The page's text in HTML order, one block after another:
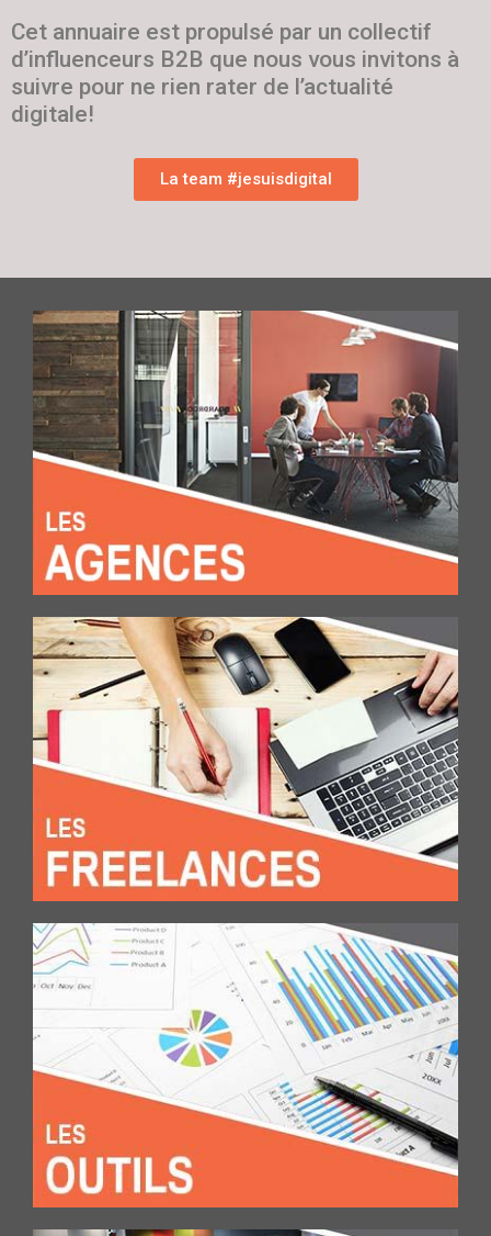
Cet annuaire est propulsé par un collectif
d’influenceurs B2B que nous vous invitons à
suivre pour ne rien rater de l’actualité
digitale!
La team #jesuisdigital